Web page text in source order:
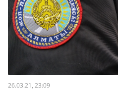
26.03.21, 23:09